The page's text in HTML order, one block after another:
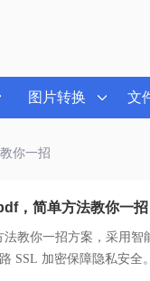
图片转换 文
你一招
，简单方法教你一招
法教你一招方案，采用智
支持一键批量处理， 全链路 SSL 加密保